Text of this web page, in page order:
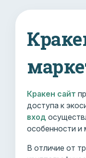
Кракен сайт
доступа к
вход
особенности и
В отличие от